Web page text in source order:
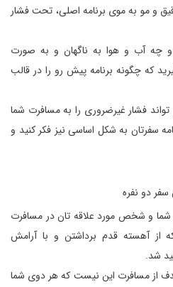
و مو به موی برنامه اصلی،‌ تحت فشار
و چه آب و هوا به ناگهان و به صورت
كه چگونه برنامه پیش رو را در قالب
فشار غیرضروری را به مسافرت شما
سفرتان به شكل اساسی نیز فكر كنید و
شما و شخص مورد علاقه تان در مسافرت
از آهسته قدم برداشتن و با آرامش
شد.
از مسافرت این نیست كه هر دوی شما